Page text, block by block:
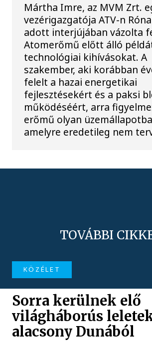
Mártha Imre, az MVM Zrt.
vezérigazgatója ATV-n
adott interjújában vázolta
Atomerőmű előtt álló
technológiai kihívásokat. A
szakember, aki korábban
felelt a hazai energetikai
fejlesztésekért és a paksi
működéséért, arra
erőmű olyan
amelyre eredetileg nem
TOVÁBBI
KÖZÉLET
Sorra kerülnek elő
világháborús
alacsony Dunából